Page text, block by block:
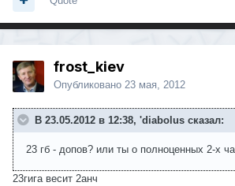
frost_kiev
Опубликовано 23 мая, 2012
В 23.05.2012 в 12:38, 'diabolus сказал:
23 гб - допов? или ты о полноценных 2-х
23гига весит 2анч